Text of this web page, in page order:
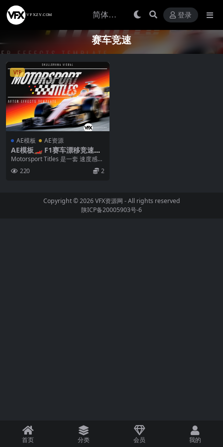
登录
赛车竞速
VIP
AE模板 AE资源
AE模板🏎️ F1赛车漂移竞速广
告赛事包装动态标题动画 – M
otorsport Titles
Motorsport Titles 是一套 速度感爆
220 2
Copyright © 2026VFX资源网 - All rights reserved
陕ICP备20005903号-6
首页 分类 会员 我的